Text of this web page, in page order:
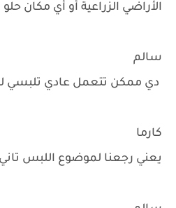
الأراضي الزراعية أو أي مكان
سالم
دي ممكن تتعمل عادي تلبسي
كارما
يعني رجعنا لموضوع اللبس تاني